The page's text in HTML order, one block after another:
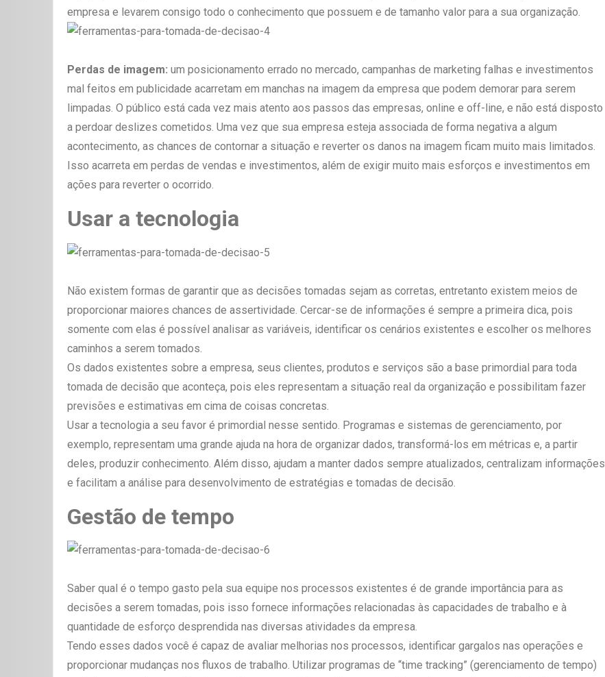
empresa e levarem consigo todo o conhecimento que possuem e de tamanho valor para a sua organização.
Perdas de imagem: um posicionamento errado no mercado, campanhas de marketing falhas e investimentos
mal feitos em publicidade acarretam em manchas na imagem da empresa que podem demorar para serem
limpadas. O público está cada vez mais atento aos passos das empresas, online e off-line, e não está disposto
a perdoar deslizes cometidos. Uma vez que sua empresa esteja associada de forma negativa a algum
acontecimento, as chances de contornar a situação e reverter os danos na imagem ficam muito mais limitados.
Isso acarreta em perdas de vendas e investimentos, além de exigir muito mais esforços e investimentos em
ações para reverter o ocorrido.
Usar a tecnologia
Não existem formas de garantir que as decisões tomadas sejam as corretas, entretanto existem meios de
proporcionar maiores chances de assertividade. Cercar-se de informações é sempre a primeira dica, pois
somente com elas é possível analisar as variáveis, identificar os cenários existentes e escolher os melhores
caminhos a serem tomados.
Os dados existentes sobre a empresa, seus clientes, produtos e serviços são a base primordial para toda
tomada de decisão que aconteça, pois eles representam a situação real da organização e possibilitam fazer
previsões e estimativas em cima de coisas concretas.
Usar a tecnologia a seu favor é primordial nesse sentido. Programas e sistemas de gerenciamento, por
exemplo, representam uma grande ajuda na hora de organizar dados, transformá-los em métricas e, a partir
deles, produzir conhecimento. Além disso, ajudam a manter dados sempre atualizados, centralizam informações
e facilitam a análise para desenvolvimento de estratégias e tomadas de decisão.
Gestão de tempo
Saber qual é o tempo gasto pela sua equipe nos processos existentes é de grande importância para as
decisões a serem tomadas, pois isso fornece informações relacionadas às capacidades de trabalho e à
quantidade de esforço desprendida nas diversas atividades da empresa.
Tendo esses dados você é capaz de avaliar melhorias nos processos, identificar gargalos nas operações e
proporcionar mudanças nos fluxos de trabalho. Utilizar programas de “time tracking” (gerenciamento de tempo)